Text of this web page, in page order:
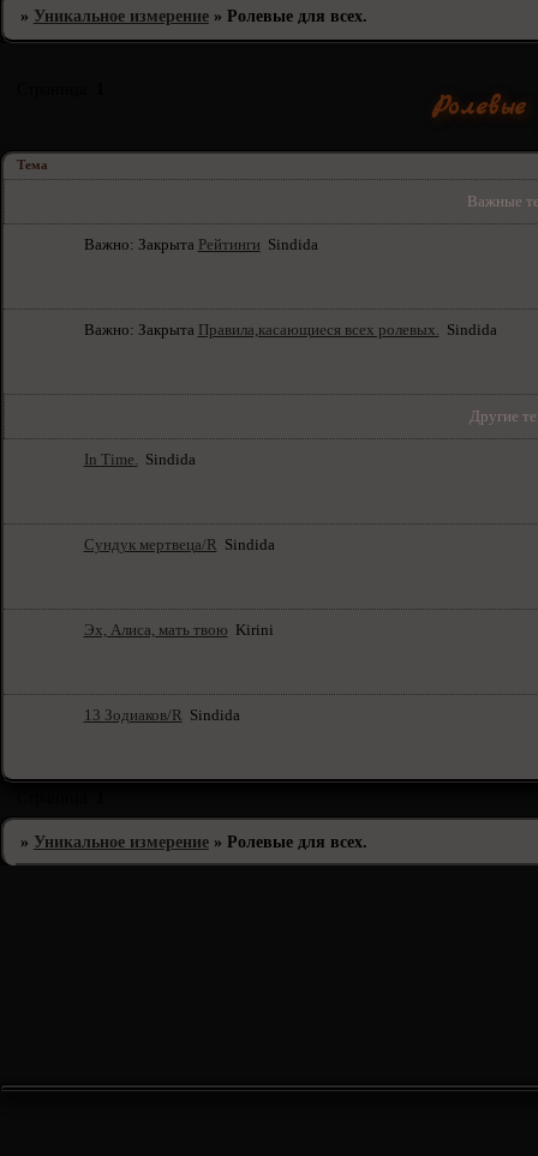
» Уникальное измерение » Ролевые для всех.
Тема
Важные
Важно: Закрыта Рейтинги Sindida
Важно: Закрыта Правила,касающиеся всех ролевых. Sindida
Другие
In Time. Sindida
Сундук мертвеца/R Sindida
Эх, Алиса, мать твою Kirini
13 Зодиаков/R Sindida
» Уникальное измерение » Ролевые для всех.